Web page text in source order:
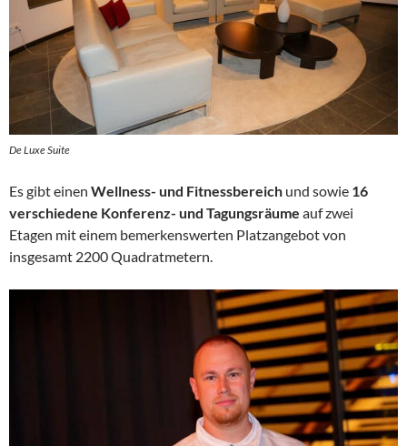
De Luxe Suite
Es gibt einen Wellness- und Fitnessbereich und sowie 16
verschiedene Konferenz- und Tagungsräume auf zwei
Etagen mit einem bemerkenswerten Platzangebot von
insgesamt 2200 Quadratmetern.